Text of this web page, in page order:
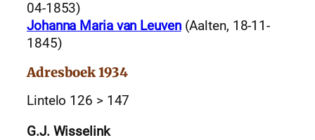
04-1853)
Johanna Maria van Leuven(Aalten, 18-11-
1845)
Adresboek 1934
Lintelo 126 > 147
G.J. Wisselink